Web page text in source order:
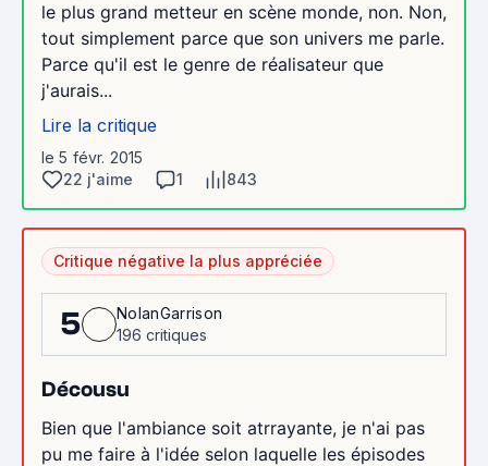
le plus grand metteur en scène monde, non. Non,
tout simplement parce que son univers me parle.
Parce qu'il est le genre de réalisateur que
j'aurais...
Lire la critique
le 5 févr. 2015
22 j'aime
1 843
Critique négative la plus appréciée
5
NolanGarrison
196 critiques
Décousu
Bien que l'ambiance soit atrrayante, je n'ai pas
pu me faire à l'idée selon laquelle les épisodes